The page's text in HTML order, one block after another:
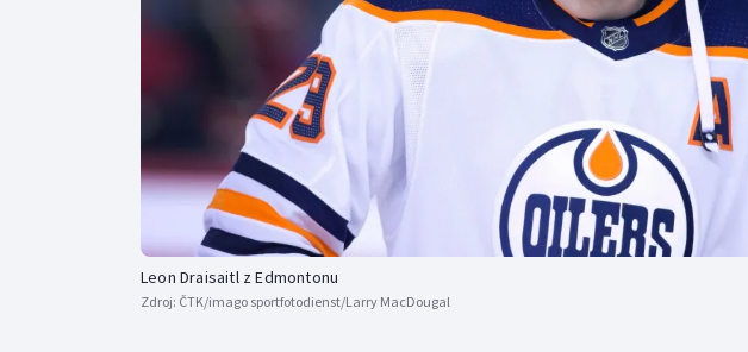
Golf
Gymnastika
Plavání
Plážový volejbal
Leon Draisaitl z Edmontonu
Zdroj: ČTK/imago sportfotodienst/Larry MacDougal